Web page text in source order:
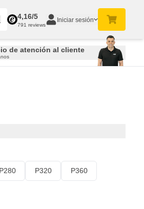
4,16/5
791 reviews
Iniciar sesión
de atención al cliente
P280 P320 P360